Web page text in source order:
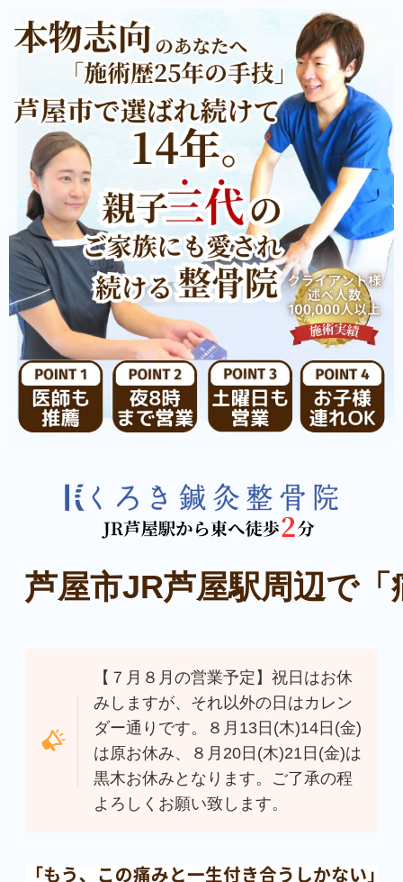
芦屋市JR芦屋駅周辺で
【７月８月の営業予定】祝日はお休
みしますが、それ以外の日はカレン
ダー通りです。８月13日(木)14日(金)
は原お休み、８月20日(木)21日(金)は
黒木お休みとなります。ご了承の程
よろしくお願い致します。